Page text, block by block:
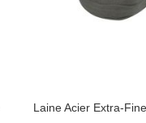
Laine Acier Extra-